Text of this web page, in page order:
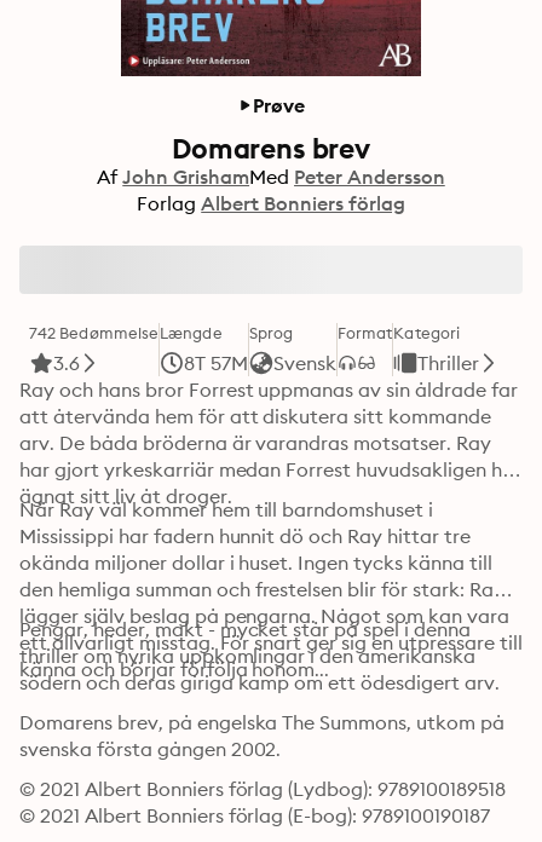
Prøve
Domarens brev
Af John GrishamMed Peter Andersson
Forlag Albert Bonniers förlag
742 Bedømmelse
3.6
Længde
8T 57M
Sprog
Svensk
FormatKategori
Thriller
Ray och hans bror Forrest uppmanas av sin åldrade far
att återvända hem för att diskutera sitt kommande
arv. De båda bröderna är varandras motsatser. Ray
har gjort yrkeskarriär medan Forrest huvudsakligen har
ägnat sitt liv åt droger.
När Ray väl kommer hem till barndomshuset i
Mississippi har fadern hunnit dö och Ray hittar tre
okända miljoner dollar i huset. Ingen tycks känna till
den hemliga summan och frestelsen blir för stark: Ray
lägger själv beslag på pengarna. Något som kan vara
ett allvarligt misstag. För snart ger sig en utpressare till
känna och börjar förfölja honom...
Pengar, heder, makt - mycket står på spel i denna
thriller om nyrika uppkomlingar i den amerikanska
södern och deras giriga kamp om ett ödesdigert arv.
Domarens brev, på engelska The Summons, utkom på
svenska första gången 2002.
© 2021 Albert Bonniers förlag (Lydbog): 9789100189518
© 2021 Albert Bonniers förlag (E-bog): 9789100190187